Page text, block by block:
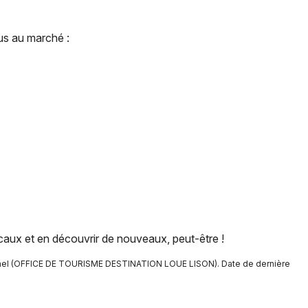
Concerts
Marchés dans le Doubs
Marchés en Franche-Comté
Montpellier
au marché :
et en découvrir de nouveaux, peut-être !
DE TOURISME DESTINATION LOUE LISON). Date de dernière